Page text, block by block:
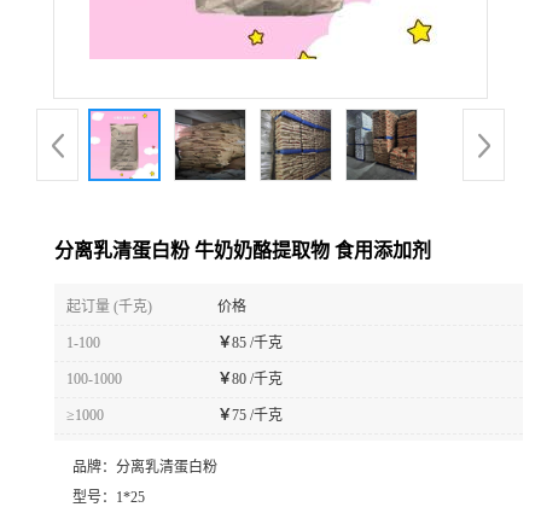
分离乳清蛋白粉 牛奶奶酪提取物 食用添加剂
起订量 (千克) 价格
1-100 ￥85 /千克
100-1000 ￥80 /千克
≥1000 ￥75 /千克
品牌： 分离乳清蛋白粉
型号： 1*25